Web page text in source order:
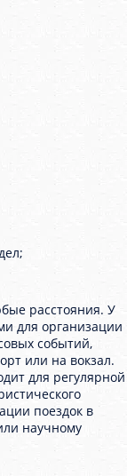
расстояния. У
для организации
событий,
или на вокзал.
для регулярной
поездок в
научному